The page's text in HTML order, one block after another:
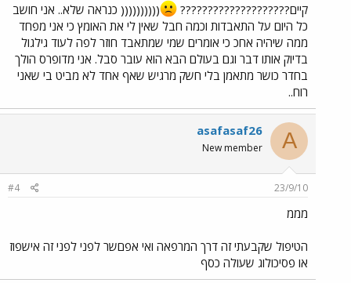
קיים????????????????????
(((((((((( כנראה שלא.. אני חושב
כל היום על התאבדות וכמה חבל שאין לי את האומץ כי אני מפחד
ממה שיהיה אחכ כי אומרים שמי שמתאבד חוזר לפה לעוד גילגול
בדיוק אותו דבר וגם בעולם הבא הוא עובר סבל. אני מדופרס הולך
בחדר כושר מתאמן בלי חשק מרגיש שאף אחד לא מביט בי שאני
רוח..
A
asafasaf26
New member
23/9/10
#4
מממ
הטיפול שקבעתי זה דרך המרפאה ואי אפםשר לפני לפני זה אישפוז
או פסיכולוג שעולה כסף